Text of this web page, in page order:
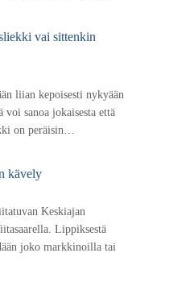
vai sittenkin
liian kepoisesti nykyään
sanoa jokaisesta että
on peräisin…
kävely
Keskiajan
Lippiksestä
joko markkinoilla tai